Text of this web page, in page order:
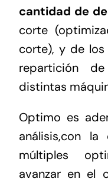
cantidad de
corte
corte), y de
repartición
distintas
Optimo es
análisis,con
múltiples
avanzar en el